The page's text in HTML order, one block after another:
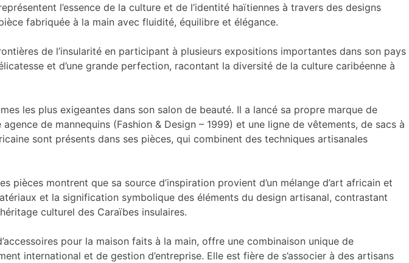
l’essence de la culture et de l’identité haïtiennes à travers des designs
fabriquée à la main avec fluidité, équilibre et élégance.
de l’insularité en participant à plusieurs expositions importantes dans son pays
et d’une grande perfection, racontant la diversité de la culture caribéenne à
les plus exigeantes dans son salon de beauté. Il a lancé sa propre marque de
de mannequins (Fashion & Design – 1999) et une ligne de vêtements, de sacs à
sont présents dans ses pièces, qui combinent des techniques artisanales
pièces montrent que sa source d’inspiration provient d’un mélange d’art africain et
et la signification symbolique des éléments du design artisanal, contrastant
culturel des Caraïbes insulaires.
pour la maison faits à la main, offre une combinaison unique de
international et de gestion d’entreprise. Elle est fière de s’associer à des artisans